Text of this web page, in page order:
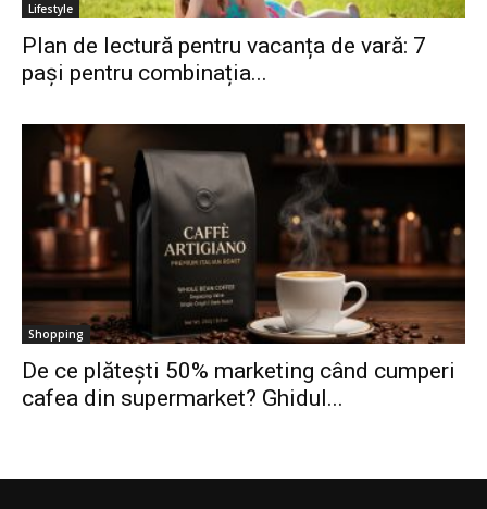
Lifestyle
Plan de lectură pentru vacanța de vară: 7
pași pentru combinația...
Shopping
De ce plătești 50% marketing când cumperi
cafea din supermarket? Ghidul...